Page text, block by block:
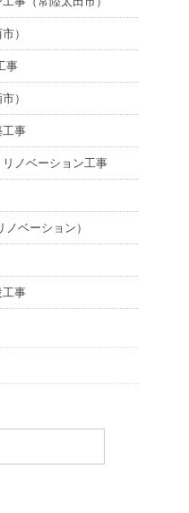
）
事
）
工事
ノベーション工事
ベーション）
工事